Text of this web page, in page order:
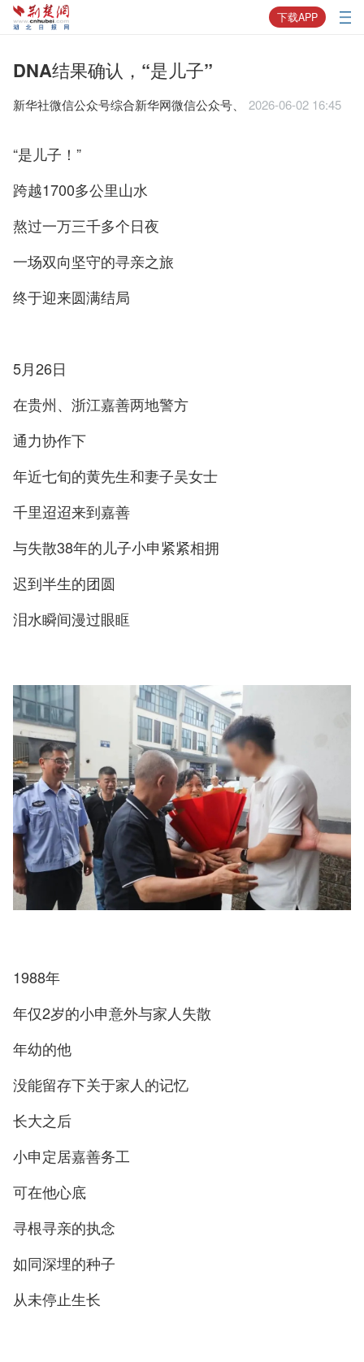
下载APP
DNA结果确认，“是儿子”
新华社微信公众号综合新华网微信公众号、 2026-06-02 16:45
“是儿子！”
跨越1700多公里山水
熬过一万三千多个日夜
一场双向坚守的寻亲之旅
终于迎来圆满结局
5月26日
在贵州、浙江嘉善两地警方
通力协作下
年近七旬的黄先生和妻子吴女士
千里迢迢来到嘉善
与失散38年的儿子小申紧紧相拥
迟到半生的团圆
泪水瞬间漫过眼眶
1988年
年仅2岁的小申意外与家人失散
年幼的他
没能留存下关于家人的记忆
长大之后
小申定居嘉善务工
可在他心底
寻根寻亲的执念
如同深埋的种子
从未停止生长